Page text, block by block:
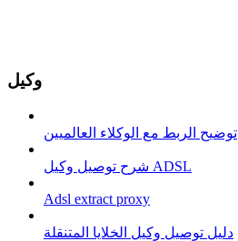
وكيل
توضيح الربط مع الوكلاء العالميين
شرح توصيل وكيل ADSL
Adsl extract proxy
دليل توصيل وكيل الخلايا المتنقلة